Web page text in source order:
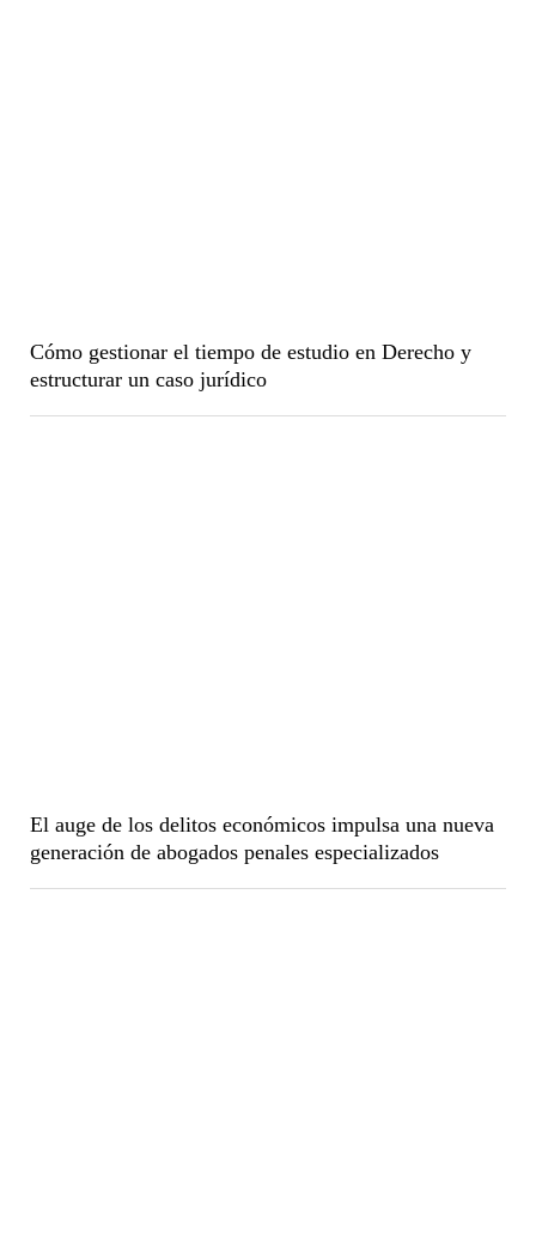
Cómo gestionar el tiempo de estudio en Derecho y
estructurar un caso jurídico
El auge de los delitos económicos impulsa una nueva
generación de abogados penales especializados